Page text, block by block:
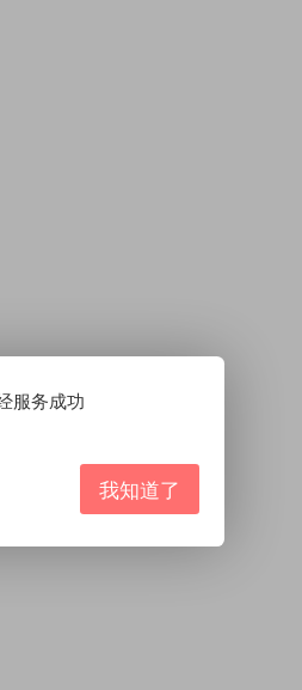
服务成功
我知道了